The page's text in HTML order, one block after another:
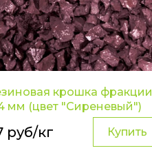
крошка фракции
мм (цвет "Сиреневый")
руб/кг Купить